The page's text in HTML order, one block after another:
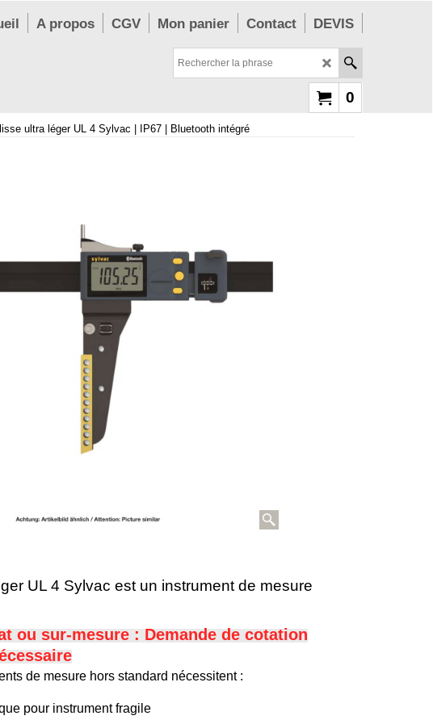
A propos CGV Mon panier Contact DEVIS
0
ultra léger UL 4 Sylvac | IP67 | Bluetooth intégré
UL 4 Sylvac est un instrument de mesure
ou sur-mesure : Demande de cotation
de mesure hors standard nécessitent :
pour instrument fragile